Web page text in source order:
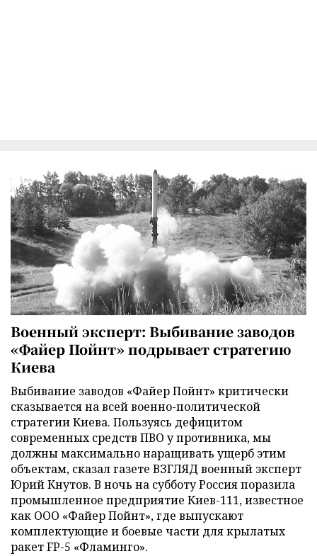
Военный эксперт: Выбивание заводов
«Файер Пойнт» подрывает стратегию
Киева
Выбивание заводов «Файер Пойнт» критически
сказывается на всей военно-политической
стратегии Киева. Пользуясь дефицитом
современных средств ПВО у противника, мы
должны максимально наращивать ущерб этим
объектам, сказал газете ВЗГЛЯД военный эксперт
Юрий Кнутов. В ночь на субботу Россия поразила
промышленное предприятие Киев-111, известное
как ООО «Файер Пойнт», где выпускают
комплектующие и боевые части для крылатых
ракет FP-5 «Фламинго».